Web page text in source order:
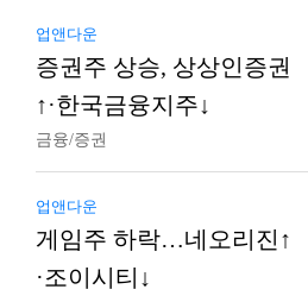
업앤다운
증권주 상승, 상상인증권
↑·한국금융지주↓
금융/증권
업앤다운
게임주 하락…네오리진↑
·조이시티↓